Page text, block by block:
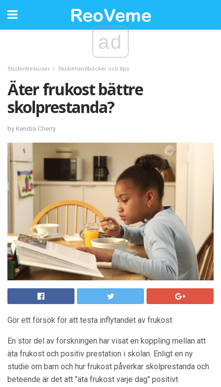
ad
Studentresurser Studiehandböcker och tips
Äter frukost bättre
skolprestanda?
by Kendra Cherry
Gör ett försök för att testa inflytandet av frukost
En stor del av forskningen har visat en koppling mellan att
äta frukost och positiv prestation i skolan. Enligt en ny
studie om barn och hur frukost påverkar skolprestanda och
beteende är det att "äta frukost varje dag" positivt